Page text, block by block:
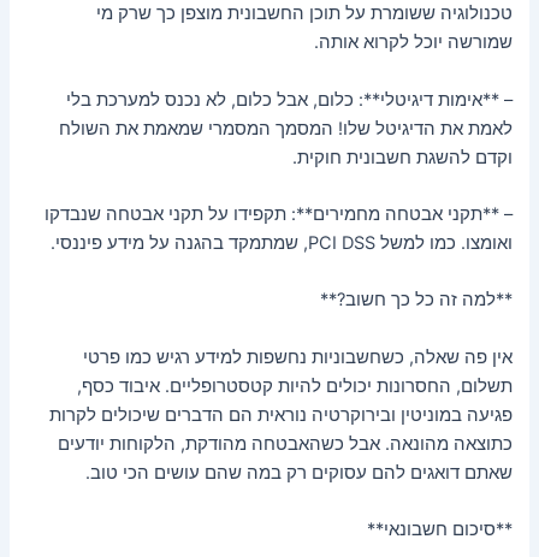
טכנולוגיה ששומרת על תוכן החשבונית מוצפן כך שרק מי
שמורשה יוכל לקרוא אותה.
– **אימות דיגיטלי**: כלום, אבל כלום, לא נכנס למערכת בלי
לאמת את הדיגיטל שלו! המסמך המסמרי שמאמת את השולח
וקדם להשגת חשבונית חוקית.
– **תקני אבטחה מחמירים**: תקפידו על תקני אבטחה שנבדקו
ואומצו. כמו למשל PCI DSS, שמתמקד בהגנה על מידע פיננסי.
**למה זה כל כך חשוב?**
אין פה שאלה, כשחשבוניות נחשפות למידע רגיש כמו פרטי
תשלום, החסרונות יכולים להיות קטסטרופליים. איבוד כסף,
פגיעה במוניטין ובירוקרטיה נוראית הם הדברים שיכולים לקרות
כתוצאה מהונאה. אבל כשהאבטחה מהודקת, הלקוחות יודעים
שאתם דואגים להם עסוקים רק במה שהם עושים הכי טוב.
**סיכום חשבונאי**